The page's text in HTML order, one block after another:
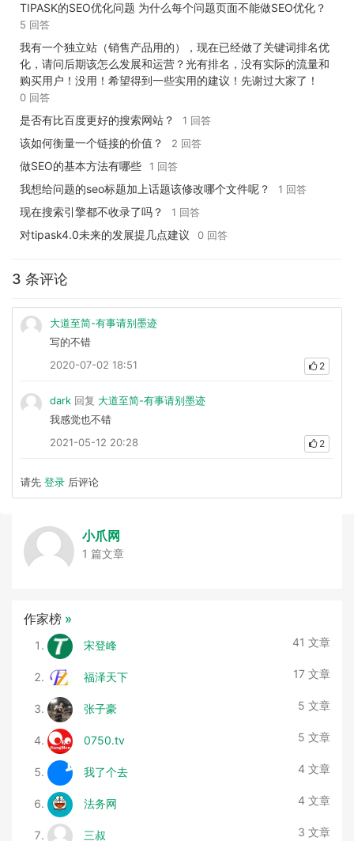
TIPASK的SEO优化问题 为什么每个问题页面不能做SEO优化？
5 回答
我有一个独立站（销售产品用的），现在已经做了关键词排名优
化，请问后期该怎么发展和运营？光有排名，没有实际的流量和
购买用户！没用！希望得到一些实用的建议！先谢过大家了！
0 回答
是否有比百度更好的搜索网站？ 1 回答
该如何衡量一个链接的价值？ 2 回答
做SEO的基本方法有哪些 1 回答
我想给问题的seo标题加上话题该修改哪个文件呢？ 1 回答
现在搜索引擎都不收录了吗？ 1 回答
对tipask4.0未来的发展提几点建议 0 回答
3 条评论
大道至简-有事请别墨迹
写的不错
2020-07-02 18:51
2
dark 回复 大道至简-有事请别墨迹
我感觉也不错
2021-05-12 20:28
2
请先 登录 后评论
小爪网
1 篇文章
作家榜 »
宋登峰 41 文章
福泽天下 17 文章
张子豪 5 文章
0750.tv 5 文章
我了个去 4 文章
法务网 4 文章
三叔 3 文章